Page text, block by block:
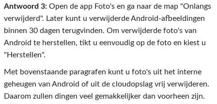
Antwoord 3: Open de app Foto's en ga naar de map "Onlangs
verwijderd". Later kunt u verwijderde Android-afbeeldingen
binnen 30 dagen terugvinden. Om verwijderde foto's van
Android te herstellen, tikt u eenvoudig op de foto en kiest u
"Herstellen".
Met bovenstaande paragrafen kunt u foto's uit het interne
geheugen van Android of uit de cloudopslag vrij verwijderen.
Daarom zullen dingen veel gemakkelijker dan voorheen zijn.